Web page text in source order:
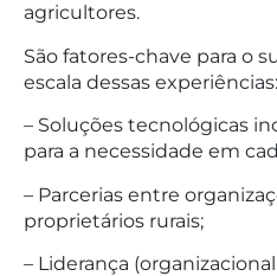
agricultores.
São fatores-chave para o
escala dessas experiências:
– Soluções tecnológicas
para a necessidade em
– Parcerias entre
proprietários rurais;
– Liderança